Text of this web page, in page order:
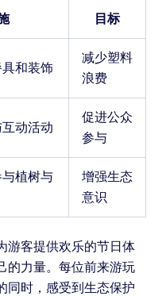
目标
和装饰
减少塑料
浪费
动活动
促进公众
参与
植树与
增强生态
意识
游客提供欢乐的节日体
的力量。每位前来游玩
同时，感受到生态保护